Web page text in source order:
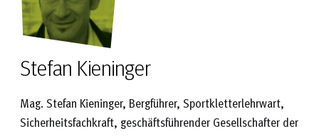
Stefan Kieninger
Mag. Stefan Kieninger, Bergführer, Sportkletterlehrwart,
Sicherheitsfachkraft, geschäftsführender Gesellschafter der